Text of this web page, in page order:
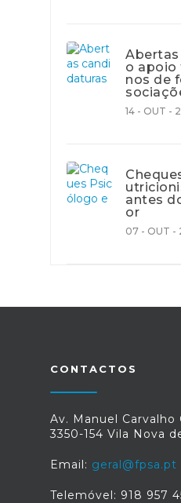
o apoio
nos de
14 - OUT -
antes
or
07 - OUT -
CONTACTOS
Av. Manuel Carvalho
3350-154 Vila Nova
Email: geral@fpsa.pt
Telemóvel: 918 957